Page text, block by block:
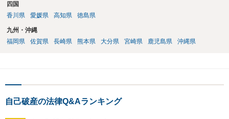
四国
香川県
愛媛県 高知県 徳島県
九州・沖縄
福岡県
佐賀県 長崎県 熊本県 大分県 宮崎県 鹿児島県 沖縄県
自己破産の法律Q&Aランキング